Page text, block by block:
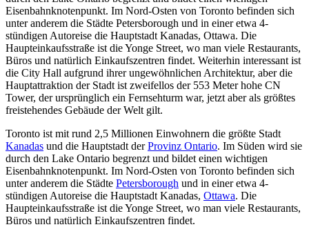
Eisenbahnknotenpunkt. Im Nord-Osten von Toronto befinden sich
unter anderem die Städte Petersborough und in einer etwa 4-
stündigen Autoreise die Hauptstadt Kanadas, Ottawa. Die
Haupteinkaufsstraße ist die Yonge Street, wo man viele Restaurants,
Büros und natürlich Einkaufszentren findet. Weiterhin interessant ist
die City Hall aufgrund ihrer ungewöhnlichen Architektur, aber die
Hauptattraktion der Stadt ist zweifellos der 553 Meter hohe CN
Tower, der ursprünglich ein Fernsehturm war, jetzt aber als größtes
freistehendes Gebäude der Welt gilt.
Toronto ist mit rund 2,5 Millionen Einwohnern die größte Stadt
Kanadas und die Hauptstadt derProvinz Ontario. Im Süden wird sie
durch den Lake Ontario begrenzt und bildet einen wichtigen
Eisenbahnknotenpunkt. Im Nord-Osten von Toronto befinden sich
unter anderem die Städte Petersborough und in einer etwa 4-
stündigen Autoreise die Hauptstadt Kanadas, Ottawa. Die
Haupteinkaufsstraße ist die Yonge Street, wo man viele Restaurants,
Büros und natürlich Einkaufszentren findet.